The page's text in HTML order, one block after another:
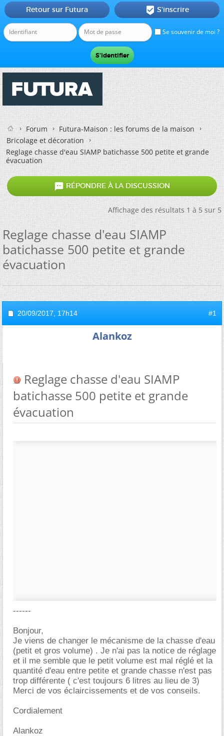
Se souvenir de moi ?
Retour sur Futura  S'inscrire
Forum
Futura-Maison : les forums de la maison
Bricolage et décoration
Reglage chasse d'eau SIAMP batichasse 500 petite et grande
évacuation
 RÉPONDRE À LA DISCUSSION
Affichage des résultats 1 à 5 sur 5
Reglage chasse d'eau SIAMP
batichasse 500 petite et grande
évacuation
20/09/2017, 17h14 #1
Alankoz
Reglage chasse d'eau SIAMP
batichasse 500 petite et grande
évacuation
------
Bonjour,
Je viens de changer le mécanisme de la chasse d'eau
(petit et gros volume) . Je n'ai pas la notice de réglage
et il me semble que le petit volume est mal réglé et la
quantité d'eau entre petite et grande chasse n'est pas
trop différente ( c'est toujours 6 litres au lieu de 3)
Merci de vos éclaircissements et de vos conseils.
Cordialement
Alankoz